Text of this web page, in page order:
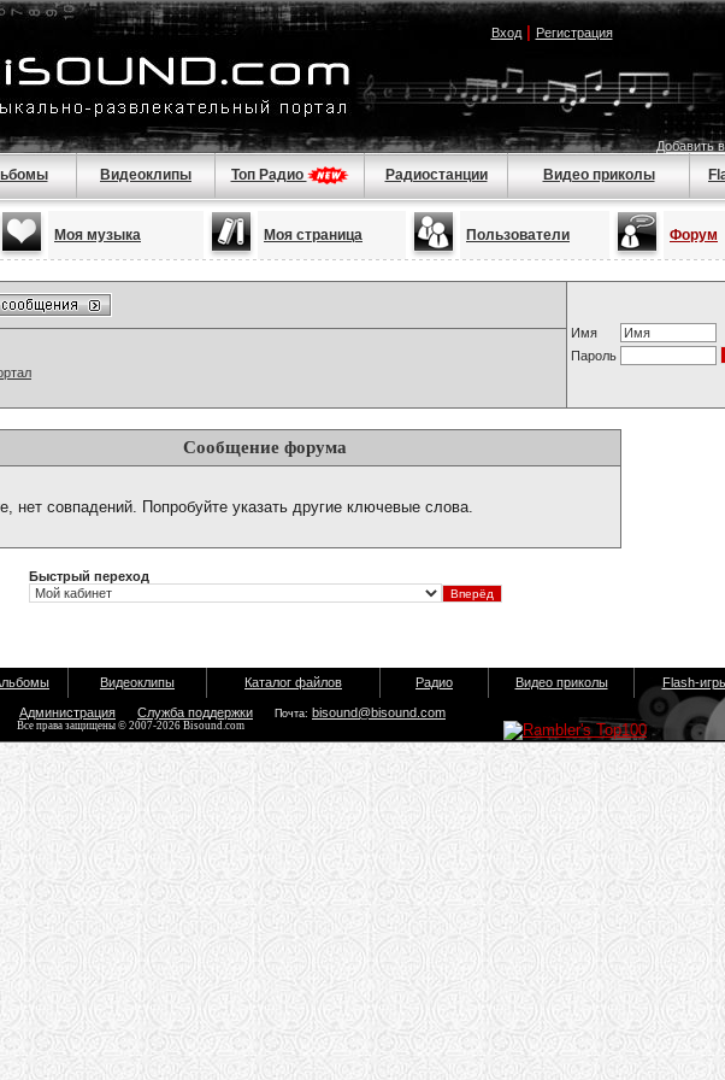
Вход| Регистрация
Добавить
Видеоклипы Топ Радио Радиостанции Видео приколы
Моя музыка Моя страница Пользователи Форум
Имя
Пароль
Сообщение форума
нет совпадений. Попробуйте указать другие ключевые слова.
Быстрый переход
Видеоклипы Каталог файлов Радио Видео приколы Flash-
Администрация Служба поддержки Почта: bisound@bisound.com
Все права защищены © 2007-2026 Bisound.com